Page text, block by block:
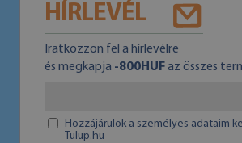
HÍRLEVÉL
Iratkozzon fel a hírlevélre
és megkapja -800HUFaz összes
Hozzájárulok a személyes adataim
Tulup.hu